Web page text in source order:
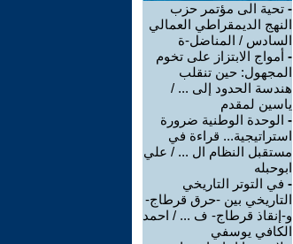
- تحية الى مؤتمر حزب
النهج الديمقراطي العمالي
السادس / المناضل-ة
- أمواج الابتزاز على تخوم
المجهول: حين تنقلب
هندسة الحدود إلى ... /
ياسين لمقدم
- الوحدة الوطنية ضرورة
استراتيجية... قراءة في
مستقبل النظام ال ... / علي
ابوحبله
- في التوتر التاريخي
التاريخي بين -حرق قرطاج-
و-إنقاذ قرطاج- ف ... / احمد
الكافي يوسفي